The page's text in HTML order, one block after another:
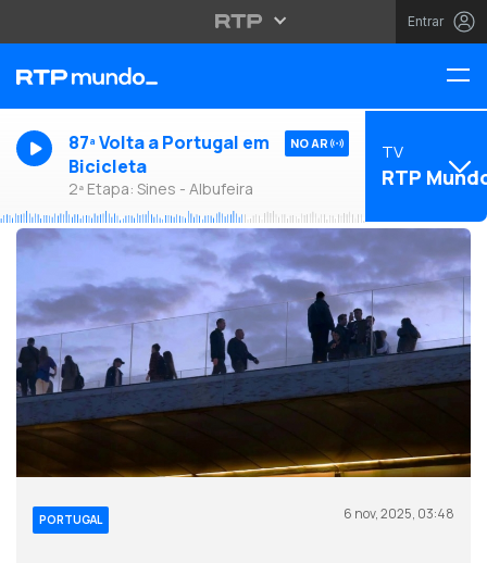
Entrar
87ª Volta a Portugal em
Bicicleta
2ª Etapa: Sines - Albufeira
NO AR TV
RTP
PORTUGAL 6 nov, 2025, 03:48